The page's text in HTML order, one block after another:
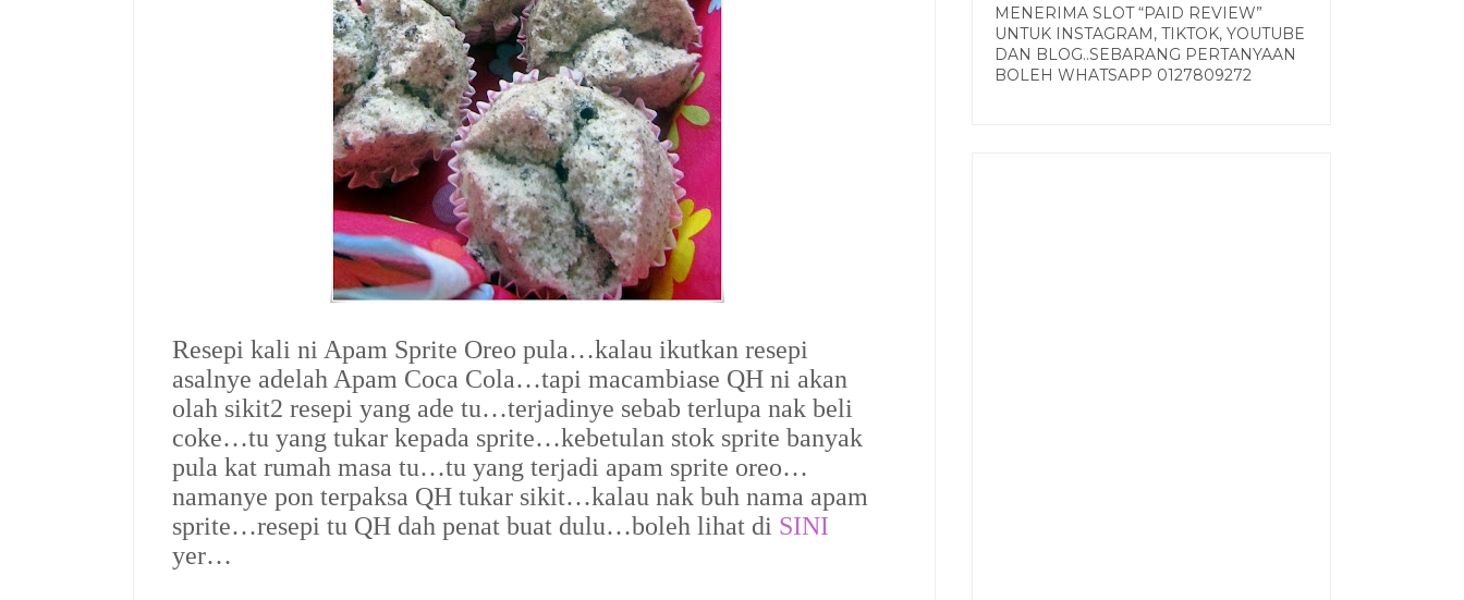
Resepi kali ni Apam Sprite Oreo pula…kalau ikutkan resepi
asalnye adelah Apam Coca Cola…tapi macambiase QH ni akan
olah sikit2 resepi yang ade tu…terjadinye sebab terlupa nak beli
coke…tu yang tukar kepada sprite…kebetulan stok sprite banyak
pula kat rumah masa tu…tu yang terjadi apam sprite oreo…
namanye pon terpaksa QH tukar sikit…kalau nak buh nama apam
sprite…resepi tu QH dah penat buat dulu…boleh lihat di SINI
yer…
MENERIMA SLOT “PAID REVIEW”
UNTUK INSTAGRAM, TIKTOK, YOUTUBE
DAN BLOG..SEBARANG PERTANYAAN
BOLEH WHATSAPP 0127809272